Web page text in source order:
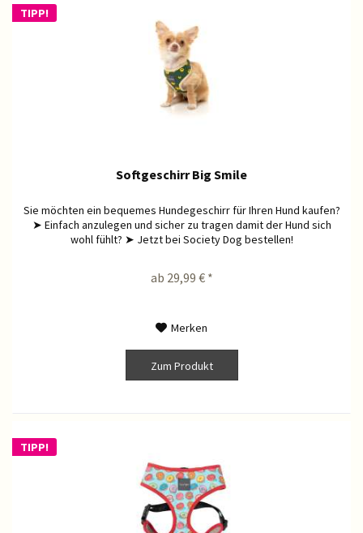
TIPP!
Softgeschirr Big Smile
Sie möchten ein bequemes Hundegeschirr für Ihren Hund kaufen?
➤ Einfach anzulegen und sicher zu tragen damit der Hund sich
wohl fühlt? ➤ Jetzt bei Society Dog bestellen!
ab 29,99 € *
Merken
Zum Produkt
TIPP!